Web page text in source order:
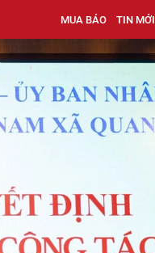
MUA BÁO TIN MỚI